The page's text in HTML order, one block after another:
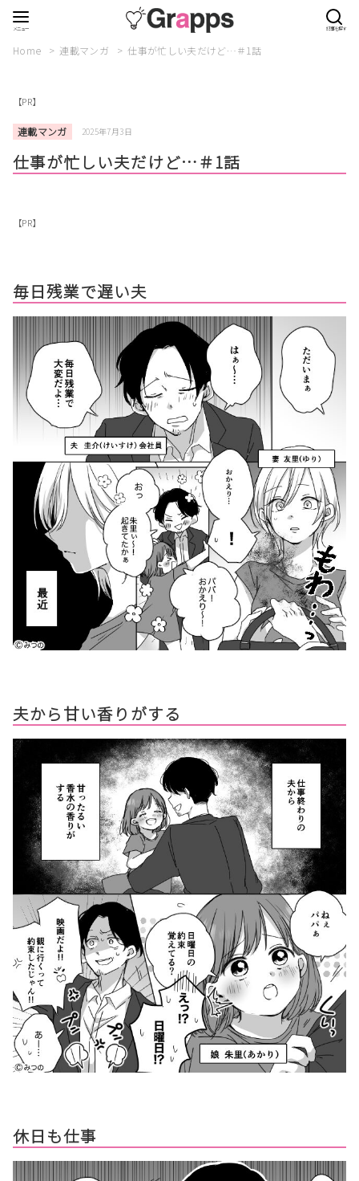
Home 連載マンガ 仕事が忙しい夫だけど…＃1話
【PR】
連載マンガ 2025年7月3日
仕事が忙しい夫だけど…＃1話
【PR】
毎日残業で遅い夫
夫から甘い香りがする
休日も仕事